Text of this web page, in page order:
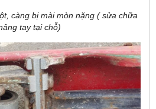
càng bị mài mòn nặng ( sửa chữa
tay tại chỗ)